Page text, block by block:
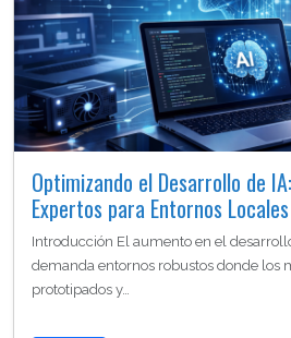
Optimizando el Desarrollo de
Expertos para Entornos Locales
Introducción El aumento en el
demanda entornos robustos donde los
prototipados y…